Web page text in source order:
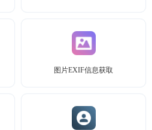
图片EXIF信息获取